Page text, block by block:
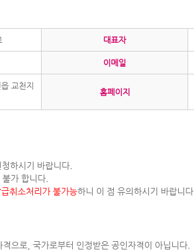
대표자
이메일
교천지
홈페이지
하시기 바랍니다.
가 합니다.
급취소처리가 불가능하니 이 점 유의하시기 바랍니다.
으로, 국가로부터 인정받은 공인자격이 아닙니다.